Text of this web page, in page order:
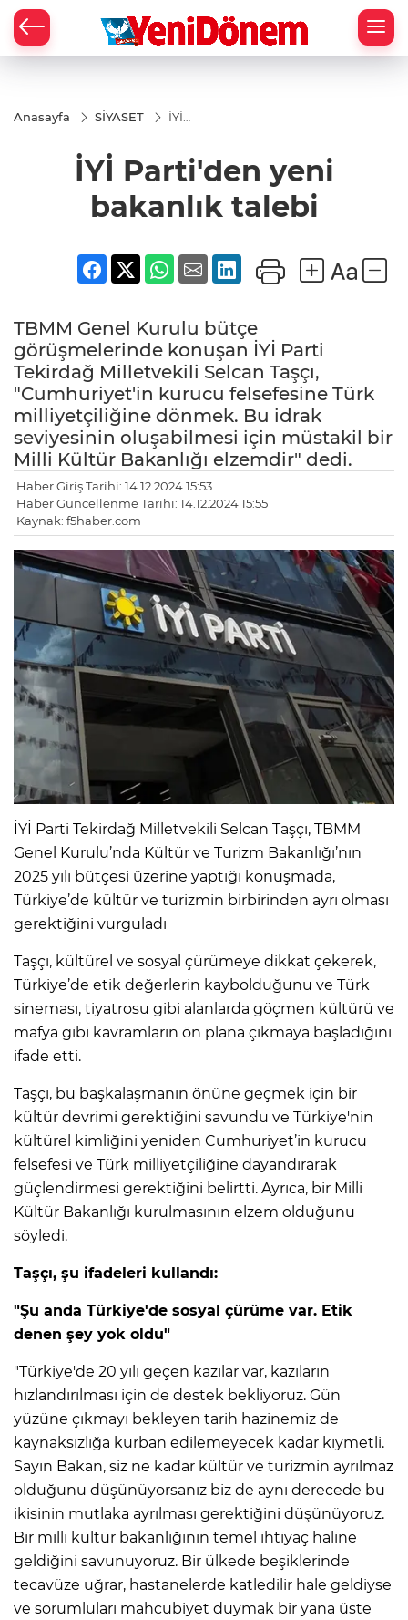
Anasayfa SİYASET
İYİ
bakanlık
talebi
İYİ Parti'den yeni
bakanlık talebi
TBMM Genel Kurulu bütçe
görüşmelerinde konuşan İYİ Parti
Tekirdağ Milletvekili Selcan Taşçı,
"Cumhuriyet'in kurucu felsefesine Türk
milliyetçiliğine dönmek. Bu idrak
seviyesinin oluşabilmesi için müstakil bir
Milli Kültür Bakanlığı elzemdir" dedi.
Haber Giriş Tarihi: 14.12.2024 15:53
Haber Güncellenme Tarihi: 14.12.2024 15:55
Kaynak: f5haber.com
İYİ Parti Tekirdağ Milletvekili Selcan Taşçı, TBMM
Genel Kurulu’nda Kültür ve Turizm Bakanlığı’nın
2025 yılı bütçesi üzerine yaptığı konuşmada,
Türkiye’de kültür ve turizmin birbirinden ayrı olması
gerektiğini vurguladı
Taşçı, kültürel ve sosyal çürümeye dikkat çekerek,
Türkiye’de etik değerlerin kaybolduğunu ve Türk
sineması, tiyatrosu gibi alanlarda göçmen kültürü ve
mafya gibi kavramların ön plana çıkmaya başladığını
ifade etti.
Taşçı, bu başkalaşmanın önüne geçmek için bir
kültür devrimi gerektiğini savundu ve Türkiye'nin
kültürel kimliğini yeniden Cumhuriyet’in kurucu
felsefesi ve Türk milliyetçiliğine dayandırarak
güçlendirmesi gerektiğini belirtti. Ayrıca, bir Milli
Kültür Bakanlığı kurulmasının elzem olduğunu
söyledi.
Taşçı, şu ifadeleri kullandı:
"Şu anda Türkiye'de sosyal çürüme var. Etik
denen şey yok oldu"
"Türkiye'de 20 yılı geçen kazılar var, kazıların
hızlandırılması için de destek bekliyoruz. Gün
yüzüne çıkmayı bekleyen tarih hazinemiz de
kaynaksızlığa kurban edilemeyecek kadar kıymetli.
Sayın Bakan, siz ne kadar kültür ve turizmin ayrılmaz
olduğunu düşünüyorsanız biz de aynı derecede bu
ikisinin mutlaka ayrılması gerektiğini düşünüyoruz.
Bir milli kültür bakanlığının temel ihtiyaç haline
geldiğini savunuyoruz. Bir ülkede beşiklerinde
tecavüze uğrar, hastanelerde katledilir hale geldiyse
ve sorumluları mahcubiyet duymak bir yana üste